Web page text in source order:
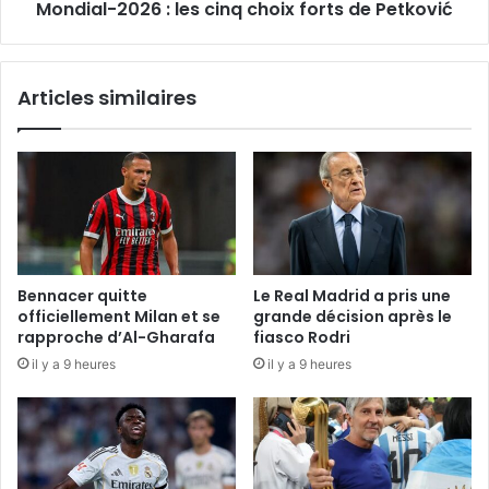
Mondial-2026 : les cinq choix forts de Petković
Articles similaires
Bennacer quitte
officiellement Milan et se
rapproche d’Al-Gharafa
il y a 9 heures
Le Real Madrid a pris une
grande décision après le
fiasco Rodri
il y a 9 heures